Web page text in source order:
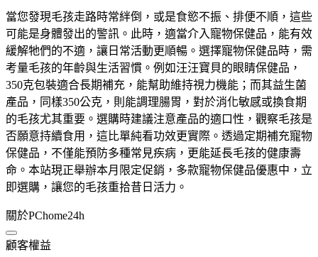
當您發現毛孩走路時常絆倒，或是食慾不振、排便不順，這些
可能是身體發出的警訊。此時，適當介入寵物保健品，能有效
緩解牠們的不適，讓日常活動更順暢。選擇寵物保健品時，需
考量毛孩的年齡與生活習慣。例如汪汪寶貝的眼睛保健品，
350克包裝適合長期補充，能幫助維持視力機能；而其益生菌
產品，同樣350公克，則能調理腸胃，對於消化敏感或換食期
的毛孩尤其重要。選購時建議注意產品的適口性，觀察毛孩是
否願意持續食用，這比單純看功效更實際。透過定期補充寵物
保健品，不僅能預防多種常見疾病，更能延長毛孩的健康壽
命。本站現正舉辦本月限定促銷，多款寵物保健品優惠中，立
即選購，讓您的毛孩重拾昔日活力。
關於PChome24h
顧客權益